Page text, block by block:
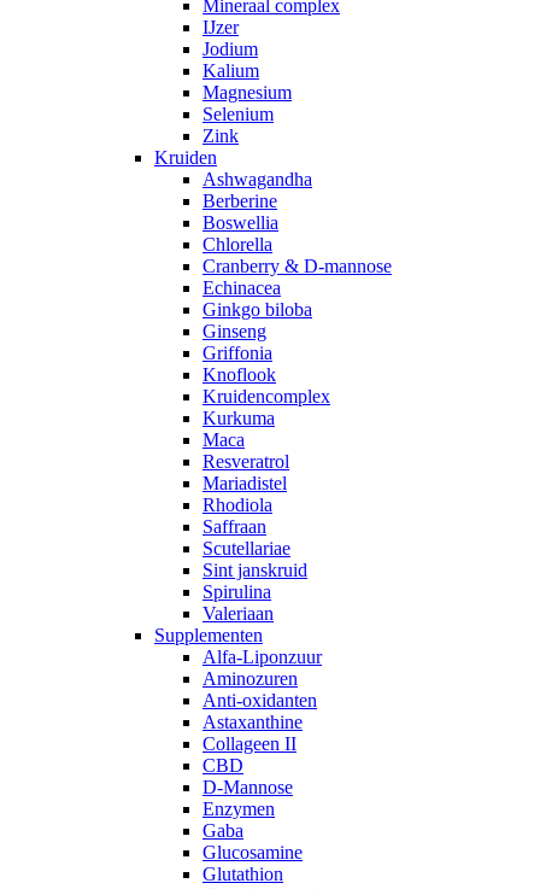
Mineraal complex
IJzer
Jodium
Kalium
Magnesium
Selenium
Zink
Kruiden
Ashwagandha
Berberine
Boswellia
Chlorella
Cranberry & D-mannose
Echinacea
Ginkgo biloba
Ginseng
Griffonia
Knoflook
Kruidencomplex
Kurkuma
Maca
Resveratrol
Mariadistel
Rhodiola
Saffraan
Scutellariae
Sint janskruid
Spirulina
Valeriaan
Supplementen
Alfa-Liponzuur
Aminozuren
Anti-oxidanten
Astaxanthine
Collageen II
CBD
D-Mannose
Enzymen
Gaba
Glucosamine
Glutathion